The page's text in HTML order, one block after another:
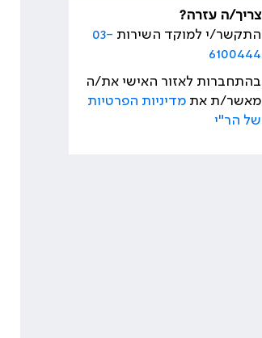
צריך/ה עזרה?
התקשר/י למוקד השירות 03-
6100444
בהתחברות לאזור האישי את/ה
מאשר/ת אתמדיניות הפרטיות
של הר"י